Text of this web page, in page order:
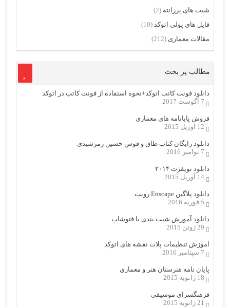
شیت های پرزانته (2)
فایل های پولی اتوکد (10)
مقالات معماری (212)
مطالب پر بحث
دانلود فونت کاتب اتوکد+نحوه استفاده از فونت کاتب در اتوکد
7 آگوست 2017
فروش پایانامه های معماری
12 آوریل 2015
دانلود رایگان کتاب طاق و قوس حسین زمرشیدی
7 نوامبر 2016
دانلود نویفرت ۲۰۱۴
14 آوریل 2015
دانلود پلاگین Enscape رویت
5 فوریه 2016
دانلود آموزش شیت بندی با فتوشاپ
29 ژوئن 2015
اموزش تنظیمات پلات نقشه های اتوکد
7 سپتامبر 2016
پایان نامه هنرستان هنر و معماري
18 ژانویه 2015
فرهنگسراي موسيقي
21 ژانویه 2015